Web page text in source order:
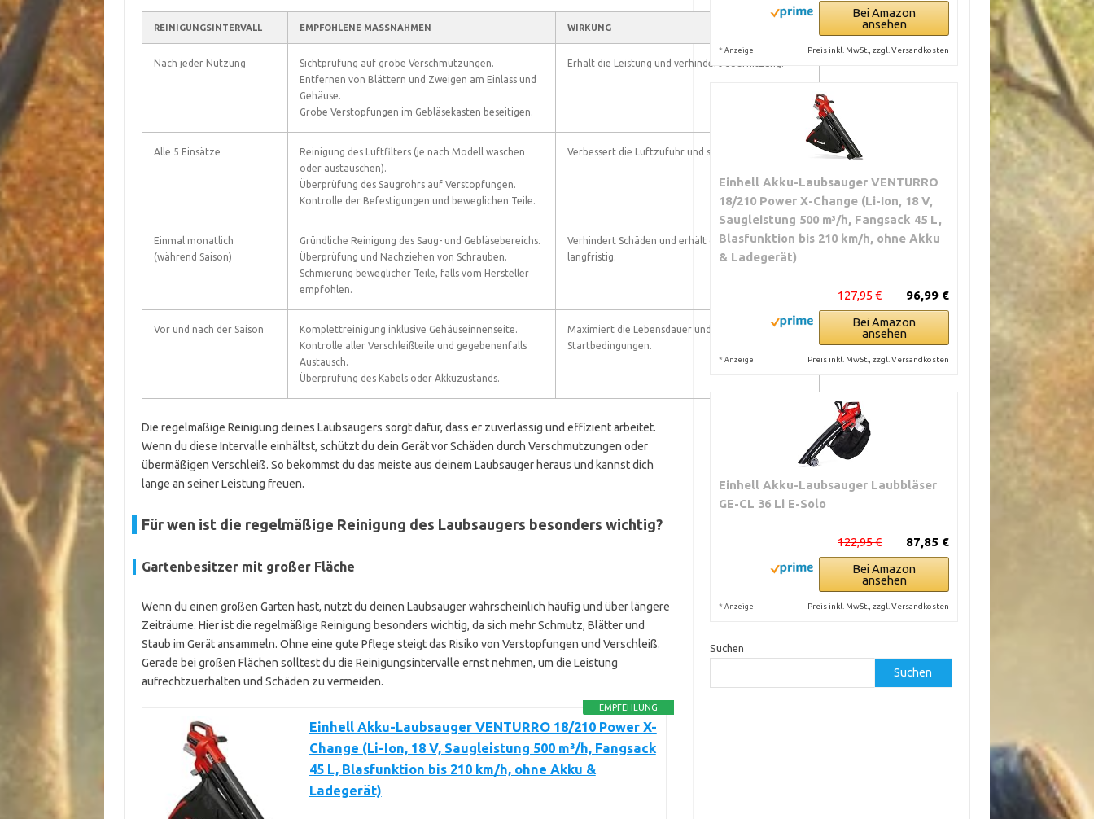
REINIGUNGSINTERVALL EMPFOHLENE MASSNAHMEN WIRKUNG
Nach jeder Nutzung
Sichtprüfung auf grobe Verschmutzungen.
Entfernen von Blättern und Zweigen am Einlass und
Gehäuse.
Grobe Verstopfungen im Gebläsekasten beseitigen.
Erhält die Leistung und verhindert Überhitzung.
Alle 5 Einsätze
Reinigung des Luftfilters (je nach Modell waschen
oder austauschen).
Überprüfung des Saugrohrs auf Verstopfungen.
Kontrolle der Befestigungen und beweglichen Teile.
Verbessert die Luftzufuhr und senkt den Verschleiß.
Einmal monatlich
(während Saison)
Gründliche Reinigung des Saug- und Gebläsebereichs.
Überprüfung und Nachziehen von Schrauben.
Schmierung beweglicher Teile, falls vom Hersteller
empfohlen.
Verhindert Schäden und erhält die Funktionalität
langfristig.
Vor und nach der Saison
Komplettreinigung inklusive Gehäuseinnenseite.
Kontrolle aller Verschleißteile und gegebenenfalls
Austausch.
Überprüfung des Kabels oder Akkuzustands.
Maximiert die Lebensdauer und sichert optimale
Startbedingungen.
Die regelmäßige Reinigung deines Laubsaugers sorgt dafür, dass er zuverlässig und effizient arbeitet.
Wenn du diese Intervalle einhältst, schützt du dein Gerät vor Schäden durch Verschmutzungen oder
übermäßigen Verschleiß. So bekommst du das meiste aus deinem Laubsauger heraus und kannst dich
lange an seiner Leistung freuen.
Für wen ist die regelmäßige Reinigung des Laubsaugers besonders wichtig?
Gartenbesitzer mit großer Fläche
Wenn du einen großen Garten hast, nutzt du deinen Laubsauger wahrscheinlich häufig und über längere
Zeiträume. Hier ist die regelmäßige Reinigung besonders wichtig, da sich mehr Schmutz, Blätter und
Staub im Gerät ansammeln. Ohne eine gute Pflege steigt das Risiko von Verstopfungen und Verschleiß.
Gerade bei großen Flächen solltest du die Reinigungsintervalle ernst nehmen, um die Leistung
aufrechtzuerhalten und Schäden zu vermeiden.
EMPFEHLUNG
Einhell Akku-Laubsauger VENTURRO 18/210 Power X-
Change (Li-Ion, 18 V, Saugleistung 500 m³/h, Fangsack
45 L, Blasfunktion bis 210 km/h, ohne Akku &
Ladegerät)
Bei Amazon
ansehen
* Anzeige Preis inkl. MwSt., zzgl. Versandkosten
Einhell Akku-Laubsauger VENTURRO
18/210 Power X-Change (Li-Ion, 18 V,
Saugleistung 500 m³/h, Fangsack 45 L,
Blasfunktion bis 210 km/h, ohne Akku
& Ladegerät)
96,99 €
127,95 €
Bei Amazon
ansehen
* Anzeige Preis inkl. MwSt., zzgl. Versandkosten
Einhell Akku-Laubsauger Laubbläser
GE-CL 36 Li E-Solo
87,85 €
122,95 €
Bei Amazon
ansehen
* Anzeige Preis inkl. MwSt., zzgl. Versandkosten
Suchen
Suchen